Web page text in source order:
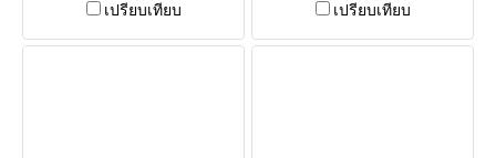
เปรียบเทียบ เปรียบเทียบ